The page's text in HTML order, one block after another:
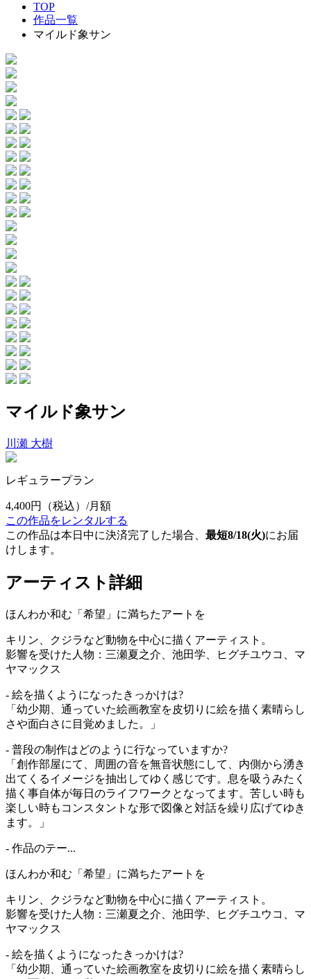
TOP
作品一覧
マイルド象サン
マイルド象サン
川瀬 大樹
レギュラープラン
4,400円
（税込）/月額
この作品をレンタルする
この作品は本日中に決済完了した場合、 最短8/18(火)にお届
けします。
アーティスト詳細
ほんわか和む「希望」に満ちたアートを
キリン、クジラなど動物を中心に描くアーティスト。
影響を受けた人物：三瀬夏之介、池田学、ヒグチユウコ、マ
ヤマックス
- 絵を描くようになったきっかけは?
「幼少期、通っていた絵画教室を皮切りに絵を描く素晴らし
さや面白さに目覚めました。」
- 普段の制作はどのように行なっていますか?
「創作部屋にて、周囲の音を無音状態にして、内側から湧き
出てくるイメージを抽出してゆく感じです。息を吸うみたく
描く事自体が毎日のライフワークとなってます。苦しい時も
楽しい時もコンスタントな形で図像と対話を繰り広げてゆき
ます。」
- 作品のテー...
ほんわか和む「希望」に満ちたアートを
キリン、クジラなど動物を中心に描くアーティスト。
影響を受けた人物：三瀬夏之介、池田学、ヒグチユウコ、マ
ヤマックス
- 絵を描くようになったきっかけは?
「幼少期、通っていた絵画教室を皮切りに絵を描く素晴らし